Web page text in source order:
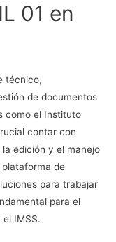
01 en
técnico,
de documentos
como el Instituto
contar con
edición y el manejo
de
para trabajar
para el
IMSS.